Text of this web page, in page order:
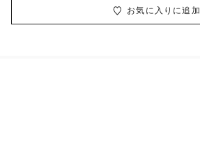
お気に入りに追加